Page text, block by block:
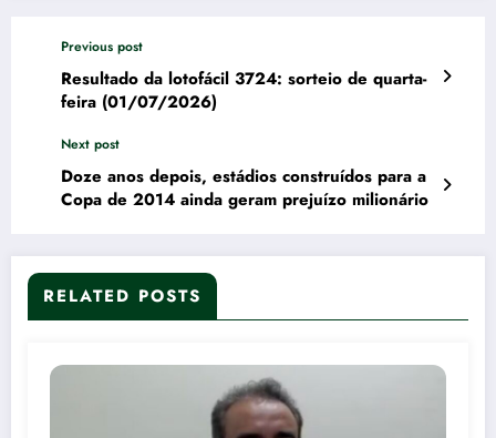
Previous post
Resultado da lotofácil 3724: sorteio de quarta-
feira (01/07/2026)
Next post
Doze anos depois, estádios construídos para a
Copa de 2014 ainda geram prejuízo milionário
RELATED POSTS